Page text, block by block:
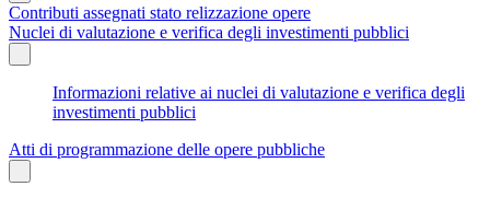
Contributi assegnati stato relizzazione opere
Nuclei di valutazione e verifica degli investimenti pubblici
Informazioni relative ai nuclei di valutazione e verifica degli
investimenti pubblici
Atti di programmazione delle opere pubbliche